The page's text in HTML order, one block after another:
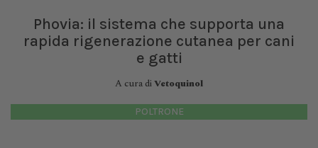
Phovia: il sistema che supporta una
rapida rigenerazione cutanea per cani
e gatti
A cura diVetoquinol
POLTRONE